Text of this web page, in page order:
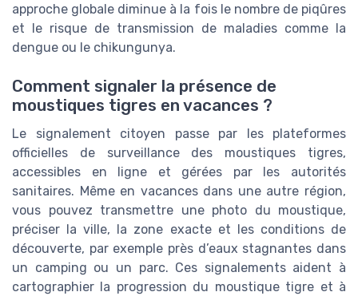
approche globale diminue à la fois le nombre de piqûres
et le risque de transmission de maladies comme la
dengue ou le chikungunya.
Comment signaler la présence de
moustiques tigres en vacances ?
Le signalement citoyen passe par les plateformes
officielles de surveillance des moustiques tigres,
accessibles en ligne et gérées par les autorités
sanitaires. Même en vacances dans une autre région,
vous pouvez transmettre une photo du moustique,
préciser la ville, la zone exacte et les conditions de
découverte, par exemple près d’eaux stagnantes dans
un camping ou un parc. Ces signalements aident à
cartographier la progression du moustique tigre et à